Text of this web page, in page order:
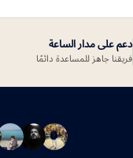
دعم على مدار الساعة
فريقنا جاهز للمساعدة دائمًا